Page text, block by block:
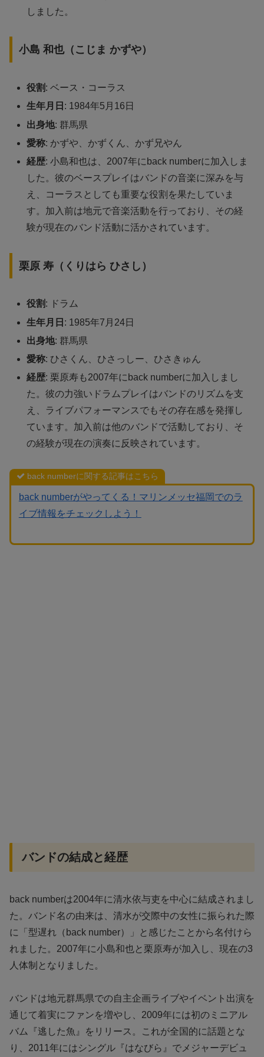
しました。
小島 和也（こじま かずや）
役割 : ベース・コーラス
生年月日 : 1984年5月16日
出身地: 群馬県
愛称: かずや、かずくん、かず兄やん
経歴: 小島和也は、2007年にback numberに加入しま
した。彼のベースプレイはバンドの音楽に深みを与
え、コーラスとしても重要な役割を果たしていま
す。加入前は地元で音楽活動を行っており、その経
験が現在のバンド活動に活かされています。
栗原 寿（くりはら ひさし）
役割 : ドラム
生年月日 : 1985年7月24日
出身地: 群馬県
愛称: ひさくん、ひさっしー、ひさきゅん
経歴: 栗原寿も2007年にback numberに加入しまし
た。彼の力強いドラムプレイはバンドのリズムを支
え、ライブパフォーマンスでもその存在感を発揮し
ています。加入前は他のバンドで活動しており、そ
の経験が現在の演奏に反映されています。
back numberに関する記事はこちら
back numberがやってくる！マリンメッセ福岡でのラ
イブ情報をチェックしよう！
バンドの結成と経歴
back numberは2004年に清水依与吏を中心に結成されまし
た。バンド名の由来は、清水が交際中の女性に振られた際
に「型遅れ（back number）」と感じたことから名付けら
れました。2007年に小島和也と栗原寿が加入し、現在の3
人体制となりました。
バンドは地元群馬県での自主企画ライブやイベント出演を
通じて着実にファンを増やし、2009年には初のミニアル
バム『逃した魚』をリリース。これが全国的に話題とな
り、2011年にはシングル『はなびら』でメジャーデビュ